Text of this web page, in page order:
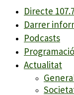
Directe
Darrer
Podcasts
Programació
Actualitat